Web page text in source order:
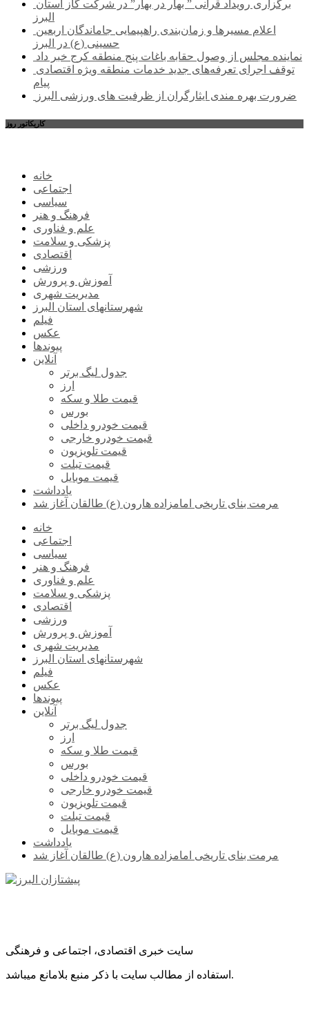
البرز
حسینی (ع) در البرز
نماینده مجلس از وصول حقابه باغات پنج منطقه کرج خبر داد
پیام
ضرورت بهره مندی ایثارگران از ظرفیت های ورزشی البرز
کاریکاتور روز
خانه
اجتماعی
سیاسی
فرهنگ و هنر
علم و فناوری
پزشکی و سلامت
اقتصادی
ورزشی
آموزش و پرورش
مدیریت شهری
شهرستانهای استان البرز
فیلم
عکس
پیوندها
آنلاین
جدول لیگ برتر
ارز
قیمت طلا و سکه
بورس
قیمت خودرو داخلی
قیمت خودرو خارجی
قیمت تلویزیون
قیمت تبلت
قیمت موبایل
یادداشت
مرمت بنای تاریخی امامزاده هارون (ع) طالقان آغاز شد
خانه
اجتماعی
سیاسی
فرهنگ و هنر
علم و فناوری
پزشکی و سلامت
اقتصادی
ورزشی
آموزش و پرورش
مدیریت شهری
شهرستانهای استان البرز
فیلم
عکس
پیوندها
آنلاین
جدول لیگ برتر
ارز
قیمت طلا و سکه
بورس
قیمت خودرو داخلی
قیمت خودرو خارجی
قیمت تلویزیون
قیمت تبلت
قیمت موبایل
یادداشت
مرمت بنای تاریخی امامزاده هارون (ع) طالقان آغاز شد
سایت خبری اقتصادی، اجتماعی و فرهنگی
استفاده از مطالب سایت با ذکر منبع بلامانع میباشد.